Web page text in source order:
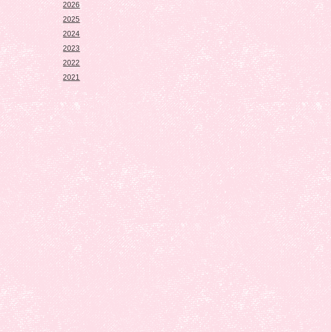
2026
2025
2024
2023
2022
2021